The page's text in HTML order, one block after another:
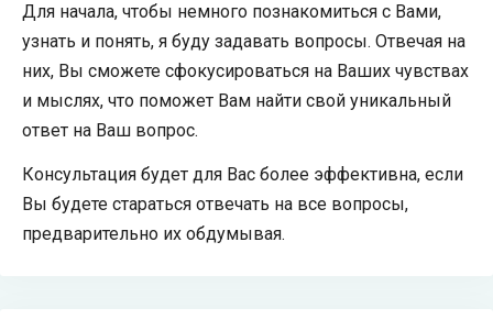
Для начала, чтобы немного познакомиться с Вами,
узнать и понять, я буду задавать вопросы. Отвечая на
них, Вы сможете сфокусироваться на Ваших чувствах
и мыслях, что поможет Вам найти свой уникальный
ответ на Ваш вопрос.
Консультация будет для Вас более эффективна, если
Вы будете стараться отвечать на все вопросы,
предварительно их обдумывая.